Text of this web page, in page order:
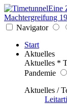
Eine
Machtergreifung
Navigator
Start
Aktuelles
Aktuelles *
Pandemie
Aktuelles /